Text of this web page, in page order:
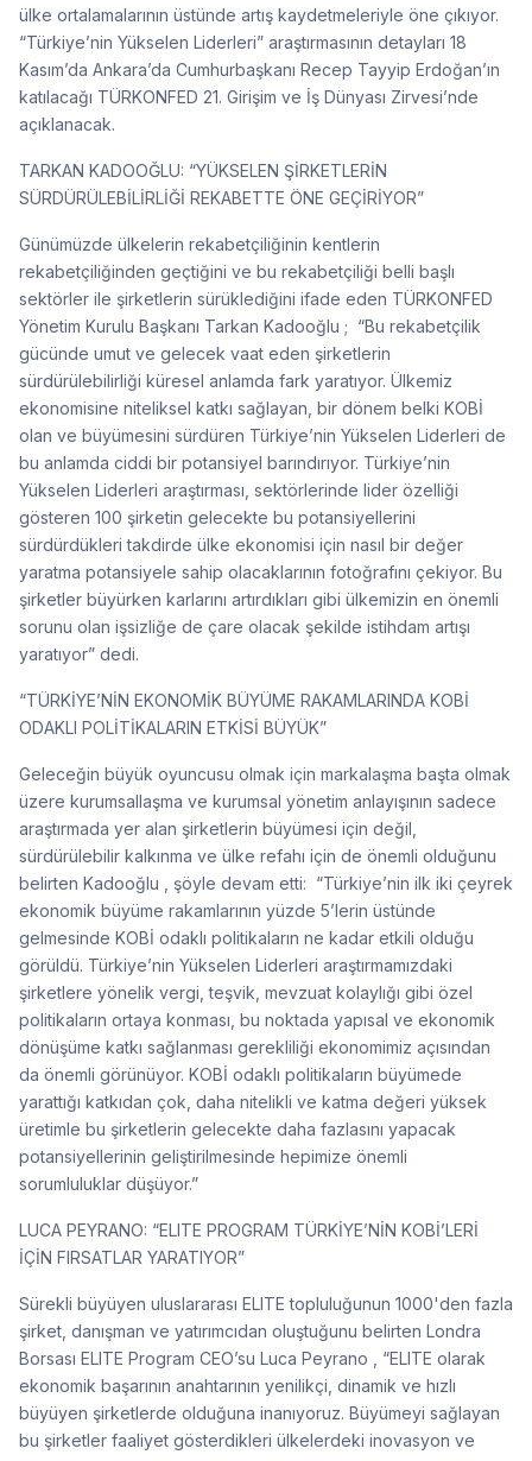
ülke ortalamalarının üstünde artış kaydetmeleriyle öne çıkıyor.
“Türkiye’nin Yükselen Liderleri” araştırmasının detayları 18
Kasım’da Ankara’da Cumhurbaşkanı Recep Tayyip Erdoğan’ın
katılacağı TÜRKONFED 21. Girişim ve İş Dünyası Zirvesi’nde
açıklanacak.
TARKAN KADOOĞLU: “YÜKSELEN ŞİRKETLERİN
SÜRDÜRÜLEBİLİRLİĞİ REKABETTE ÖNE GEÇİRİYOR”
Günümüzde ülkelerin rekabetçiliğinin kentlerin
rekabetçiliğinden geçtiğini ve bu rekabetçiliği belli başlı
sektörler ile şirketlerin sürüklediğini ifade eden TÜRKONFED
Yönetim Kurulu Başkanı Tarkan Kadooğlu ; “Bu rekabetçilik
gücünde umut ve gelecek vaat eden şirketlerin
sürdürülebilirliği küresel anlamda fark yaratıyor. Ülkemiz
ekonomisine niteliksel katkı sağlayan, bir dönem belki KOBİ
olan ve büyümesini sürdüren Türkiye’nin Yükselen Liderleri de
bu anlamda ciddi bir potansiyel barındırıyor. Türkiye’nin
Yükselen Liderleri araştırması, sektörlerinde lider özelliği
gösteren 100 şirketin gelecekte bu potansiyellerini
sürdürdükleri takdirde ülke ekonomisi için nasıl bir değer
yaratma potansiyele sahip olacaklarının fotoğrafını çekiyor. Bu
şirketler büyürken karlarını artırdıkları gibi ülkemizin en önemli
sorunu olan işsizliğe de çare olacak şekilde istihdam artışı
yaratıyor” dedi.
“TÜRKİYE’NİN EKONOMİK BÜYÜME RAKAMLARINDA KOBİ
ODAKLI POLİTİKALARIN ETKİSİ BÜYÜK”
Geleceğin büyük oyuncusu olmak için markalaşma başta olmak
üzere kurumsallaşma ve kurumsal yönetim anlayışının sadece
araştırmada yer alan şirketlerin büyümesi için değil,
sürdürülebilir kalkınma ve ülke refahı için de önemli olduğunu
belirten Kadooğlu , şöyle devam etti: “Türkiye’nin ilk iki çeyrek
ekonomik büyüme rakamlarının yüzde 5’lerin üstünde
gelmesinde KOBİ odaklı politikaların ne kadar etkili olduğu
görüldü. Türkiye’nin Yükselen Liderleri araştırmamızdaki
şirketlere yönelik vergi, teşvik, mevzuat kolaylığı gibi özel
politikaların ortaya konması, bu noktada yapısal ve ekonomik
dönüşüme katkı sağlanması gerekliliği ekonomimiz açısından
da önemli görünüyor. KOBİ odaklı politikaların büyümede
yarattığı katkıdan çok, daha nitelikli ve katma değeri yüksek
üretimle bu şirketlerin gelecekte daha fazlasını yapacak
potansiyellerinin geliştirilmesinde hepimize önemli
sorumluluklar düşüyor.”
LUCA PEYRANO: “ELITE PROGRAM TÜRKİYE’NİN KOBİ’LERİ
İÇİN FIRSATLAR YARATIYOR”
Sürekli büyüyen uluslararası ELITE topluluğunun 1000'den fazla
şirket, danışman ve yatırımcıdan oluştuğunu belirten Londra
Borsası ELITE Program CEO’su Luca Peyrano , “ELITE olarak
ekonomik başarının anahtarının yenilikçi, dinamik ve hızlı
büyüyen şirketlerde olduğuna inanıyoruz. Büyümeyi sağlayan
bu şirketler faaliyet gösterdikleri ülkelerdeki inovasyon ve